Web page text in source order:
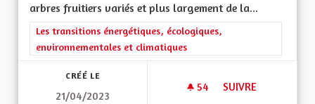
arbres fruitiers variés et plus largement de la...
Filtrer les résultats de la catégorie : Les transitions
Les transitions énergétiques, écologiques,
environnementales et climatiques
CRÉÉ LE
21/04/2023
54 54 ABONNÉS
SUIVRE